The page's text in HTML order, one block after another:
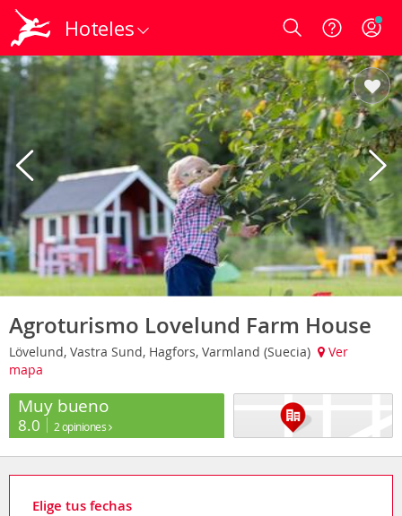
Hoteles Login
Agroturismo Lovelund Farm House
Lövelund, Vastra Sund, Hagfors, Varmland (Suecia)
Ver
mapa
Muy bueno
8.0 2 opiniones
Elige tus fechas